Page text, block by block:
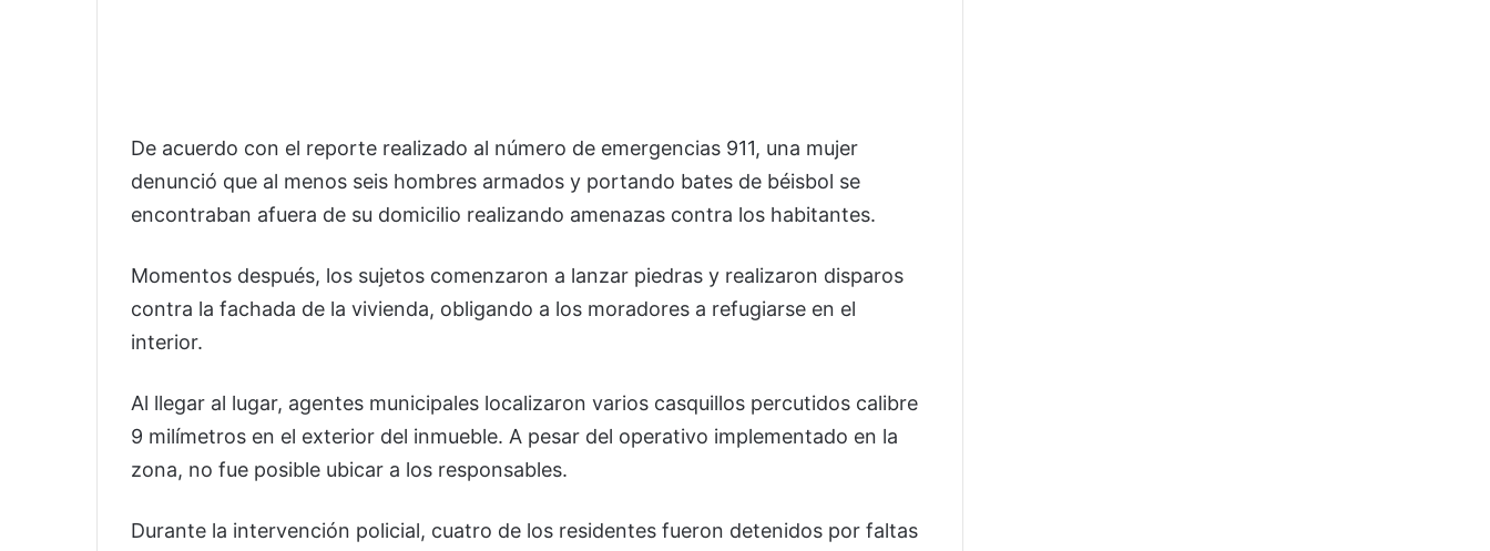
De acuerdo con el reporte realizado al número de emergencias 911, una mujer
denunció que al menos seis hombres armados y portando bates de béisbol se
encontraban afuera de su domicilio realizando amenazas contra los habitantes.
Momentos después, los sujetos comenzaron a lanzar piedras y realizaron disparos
contra la fachada de la vivienda, obligando a los moradores a refugiarse en el
interior.
Al llegar al lugar, agentes municipales localizaron varios casquillos percutidos calibre
9 milímetros en el exterior del inmueble. A pesar del operativo implementado en la
zona, no fue posible ubicar a los responsables.
Durante la intervención policial, cuatro de los residentes fueron detenidos por faltas